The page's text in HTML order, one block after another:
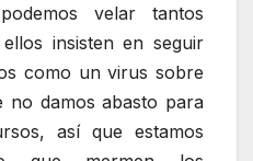
velar tantos
insisten en seguir
como un virus sobre
no damos abasto para
así que estamos